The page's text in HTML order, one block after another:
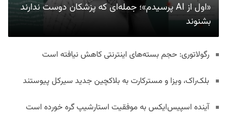
«اول از AI پرسیدم»؛ جمله‌ای که پزشکان دوست ندارند
بشنوند
رگولاتوری: حجم بسته‌های اینترنتی کاهش نیافته است
بلک‌راک، ویزا و مسترکارت به بلاکچین جدید سیرکل پیوستند
آینده اسپیس‌ایکس به موفقیت استارشیپ گره خورده است